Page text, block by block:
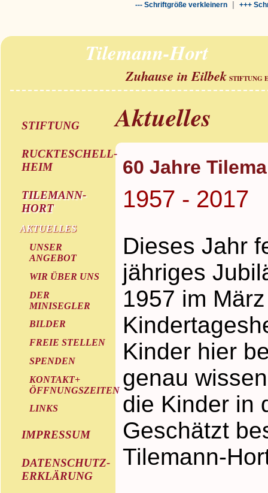
--- Schriftgröße verkleinern| +++
Tilemann-Hort
Zuhause in Eilbek STIFTUNG
STIFTUNG
RUCKTESCHELL-
HEIM
TILEMANN-
HORT
AKTUELLES
UNSER
ANGEBOT
WIR ÜBER UNS
DER
MINISEGLER
BILDER
FREIE STELLEN
SPENDEN
KONTAKT+
ÖFFNUNGSZEITEN
LINKS
IMPRESSUM
DATENSCHUTZ-
ERKLÄRUNG
Aktuelles
60 Jahre
1957 - 2017
Dieses Jahr
jähriges
1957 im
Kinder hier
genau
die Kinder in
Geschätzt
Tilemann-